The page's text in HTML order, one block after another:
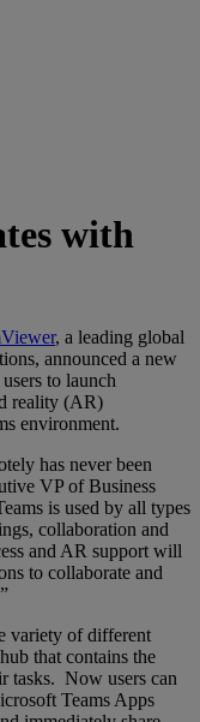
with
, a leading global
announced a new
to launch
reality (AR)
environment.
has never been
VP of Business
is used by all types
collaboration and
and AR support will
to collaborate and
variety of different
that contains the
tasks. Now users can
Teams Apps